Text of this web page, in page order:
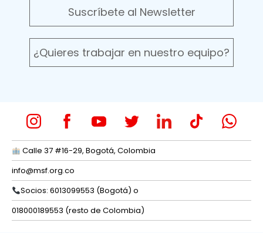
Suscríbete al Newsletter
¿Quieres trabajar en nuestro equipo?
Calle 37 #16-29, Bogotá, Colombia
info@msf.org.co
Socios: 6013099553 (Bogotá) o
018000189553 (resto de Colombia)